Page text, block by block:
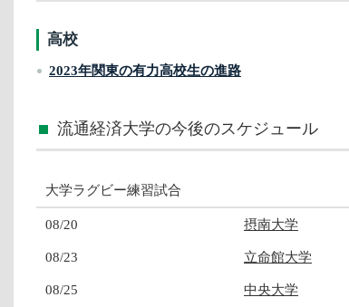
高校
2023年関東の有力高校生の進路
流通経済大学の今後のスケジュール
大学ラグビー練習試合
08/20 摂南大学
08/23 立命館大学
08/25 中央大学